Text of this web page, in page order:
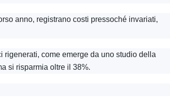
anno, registrano costi pressoché invariati,
rigenerati, come emerge da uno studio della
si risparmia oltre il 38%.